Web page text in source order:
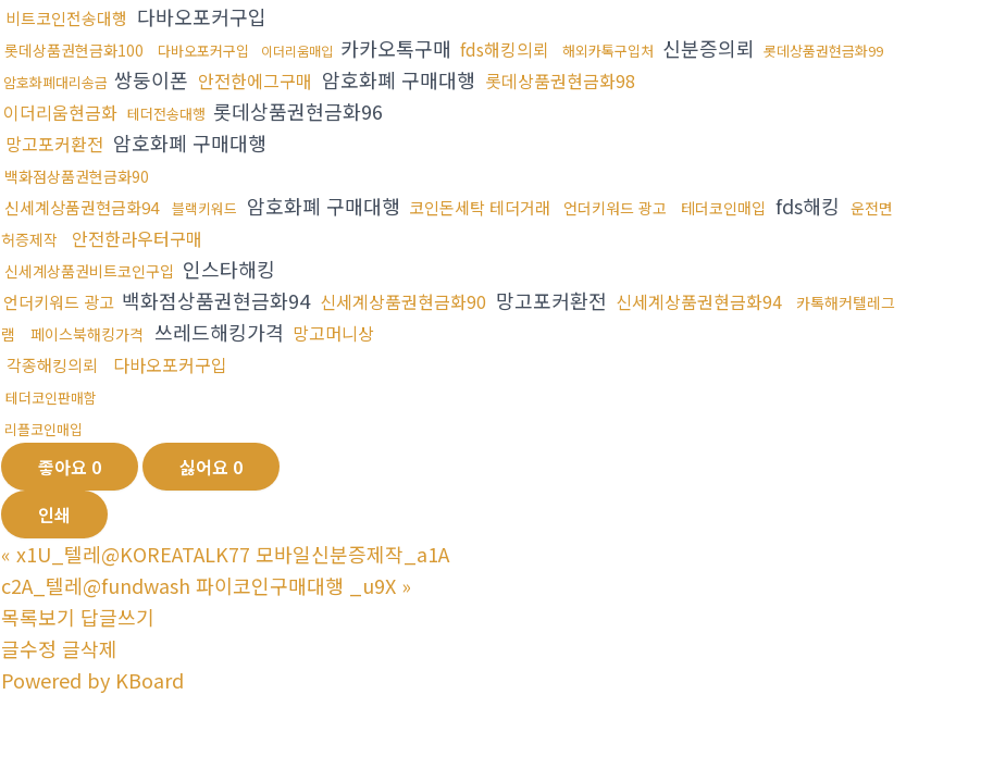
비트코인전송대행 다바오포커구입
롯데상품권현금화100 다바오포커구입 이더리움매입 카카오톡구매 fds해킹의뢰 해외카톡구입처 신분증의뢰 롯데상품권현금화99
암호화폐대리송금 쌍둥이폰 안전한에그구매 암호화폐 구매대행 롯데상품권현금화98
이더리움현금화 테더전송대행 롯데상품권현금화96
망고포커환전 암호화폐 구매대행
백화점상품권현금화90
신세계상품권현금화94 블랙키워드 암호화폐 구매대행 코인돈세탁 테더거래 언더키워드 광고 테더코인매입 fds해킹 운전면
허증제작
안전한라우터구매
신세계상품권비트코인구입 인스타해킹
언더키워드 광고 백화점상품권현금화94 신세계상품권현금화90 망고포커환전 신세계상품권현금화94
카톡해커텔레그
램
페이스북해킹가격 쓰레드해킹가격 망고머니상
각종해킹의뢰 다바오포커구입
테더코인판매함
리플코인매입
좋아요 0 싫어요 0
인쇄
« x1U_텔레@KOREATALK77 모바일신분증제작_a1A
c2A_텔레@fundwash 파이코인구매대행 _u9X »
목록보기 답글쓰기
글수정 글삭제
Powered by KBoard